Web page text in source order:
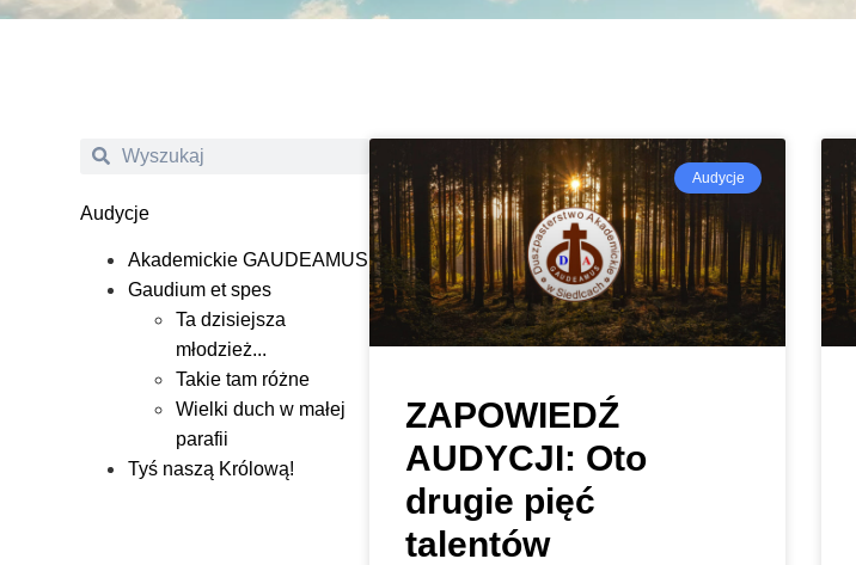
Audycje
Akademickie GAUDEAMUS
Gaudium et spes
Ta dzisiejsza
młodzież...
Takie tam różne
Wielki duch w małej
parafii
Tyś naszą Królową!
Audycje
ZAPOWIEDŹ
AUDYCJI: Oto
drugie pięć
talentów